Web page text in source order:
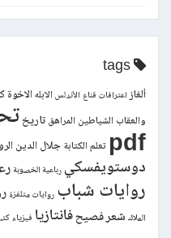
ألغاز اعترافات قناع الأندلس الابلهالاخوة
والعقاب الشياطين المراهق تاريخ
pdf تعلم الكتابة جلال الدين
دوستويفسكي رباعية الخصوبة
روايات شباب روايات متلفزة
الملاك شعر فصيحفانتازيا فيزياء